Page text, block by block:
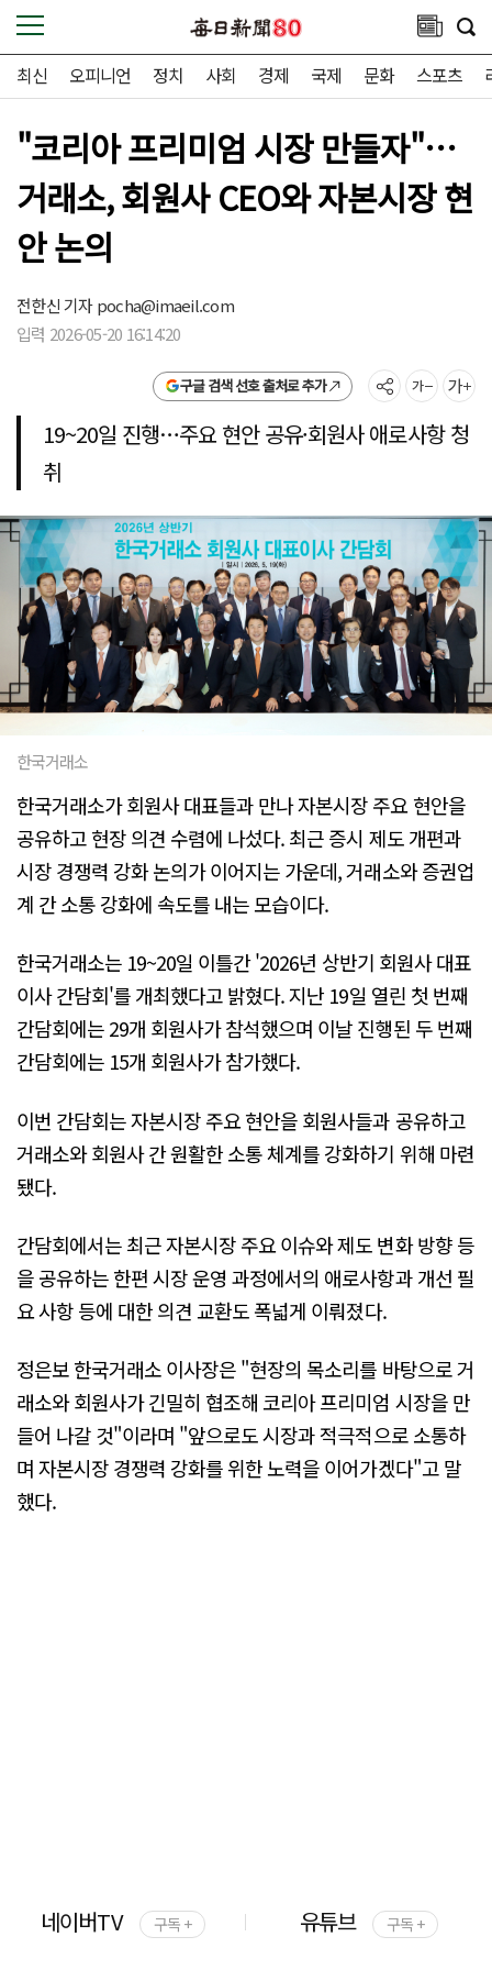
최신 오피니언 정치 사회 경제 국제 문화 스포츠
"코리아 프리미엄 시장 만들자"…
거래소, 회원사 CEO와 자본시장 현
안 논의
전한신 기자pocha@imaeil.com
입력 2026-05-20 16:14:20
구글 검색 선호 출처로 추가
19~20일 진행…주요 현안 공유·회원사 애로사항 청
취
한국거래소
한국거래소가 회원사 대표들과 만나 자본시장 주요 현안을
공유하고 현장 의견 수렴에 나섰다. 최근 증시 제도 개편과
시장 경쟁력 강화 논의가 이어지는 가운데, 거래소와 증권업
계 간 소통 강화에 속도를 내는 모습이다.
한국거래소는 19~20일 이틀간 '2026년 상반기 회원사 대표
이사 간담회'를 개최했다고 밝혔다. 지난 19일 열린 첫 번째
간담회에는 29개 회원사가 참석했으며 이날 진행된 두 번째
간담회에는 15개 회원사가 참가했다.
이번 간담회는 자본시장 주요 현안을 회원사들과 공유하고
거래소와 회원사 간 원활한 소통 체계를 강화하기 위해 마련
됐다.
간담회에서는 최근 자본시장 주요 이슈와 제도 변화 방향 등
을 공유하는 한편 시장 운영 과정에서의 애로사항과 개선 필
요 사항 등에 대한 의견 교환도 폭넓게 이뤄졌다.
정은보 한국거래소 이사장은 "현장의 목소리를 바탕으로 거
래소와 회원사가 긴밀히 협조해 코리아 프리미엄 시장을 만
들어 나갈 것"이라며 "앞으로도 시장과 적극적으로 소통하
며 자본시장 경쟁력 강화를 위한 노력을 이어가겠다"고 말
했다.
네이버TV 구독 + 유튜브 구독 +